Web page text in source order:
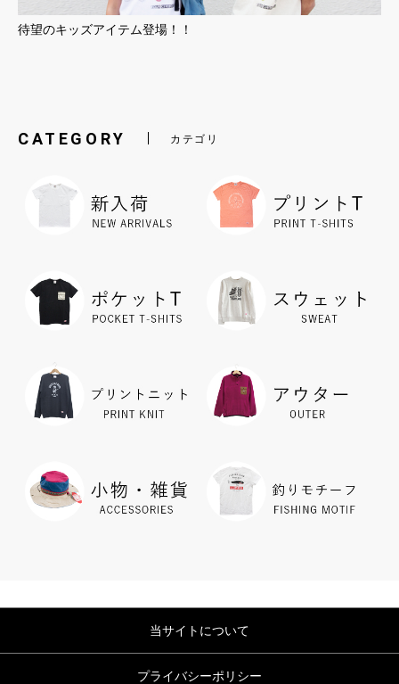
待望のキッズアイテム登場！！
CATEGORY カテゴリ
当サイトについて
プライバシーポリシー